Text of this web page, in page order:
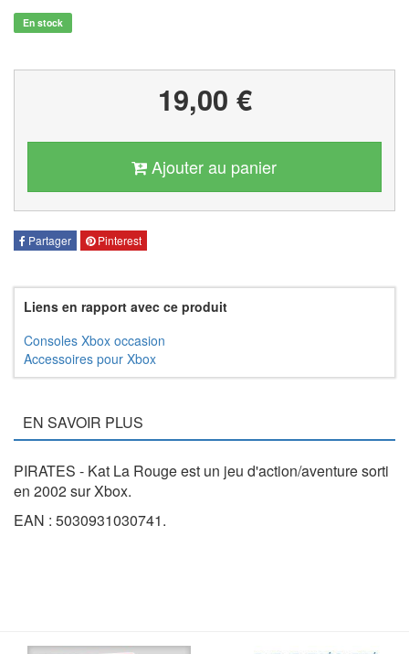
En stock
19,00 €
Ajouter au panier
Partager Pinterest
Liens en rapport avec ce produit
Consoles Xbox occasion
Accessoires pour Xbox
EN SAVOIR PLUS
PIRATES - Kat La Rouge est un jeu d'action/aventure sorti
en 2002 sur Xbox.
EAN : 5030931030741.